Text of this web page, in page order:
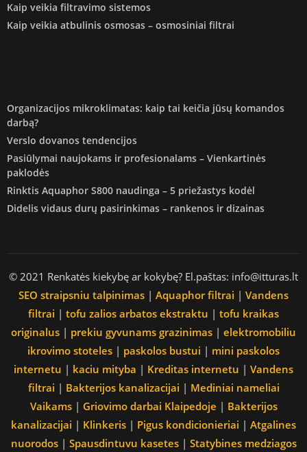
Kaip veikia filtravimo sistemos
Kaip veikia atbulinis osmosas – osmosiniai filtrai
Organizacijos mikroklimatas: kaip tai keičia jūsų komandos
darbą?
Verslo dovanos tendencijos
Pasiūlymai naujokams ir profesionalams – Vienkartinės
paklodės
Rinktis Aquaphor S800 naudinga – 5 priežastys kodėl
Didelis vidaus durų pasirinkimas – rankenos ir dizainas
© 2021 Renkatės kiekybę ar kokybę? El.paštas: info@itturas.lt
SEO straipsniu talpinimas | Aquaphor filtrai | Vandens
filtrai | tofu zalios arbatos ekstraktu | tofu kraikas
originalus | prekiu gyvunams grazinimas | elektromobiliu
ikrovimo stoteles | paskolos bustui | mini paskolos
internetu | kaciu mityba | Kreditas internetu | Vandens
filtrai | Bakterijos kanalizacijai | Mediniai nameliai
Vaikams| Griovimo darbai Klaipedoje | Bakterijos
kanalizacijai | Klinkeris | Pigus kondicionieriai | Atgalines
nuorodos| Spausdintuvu kasetes| Statybines medziagos